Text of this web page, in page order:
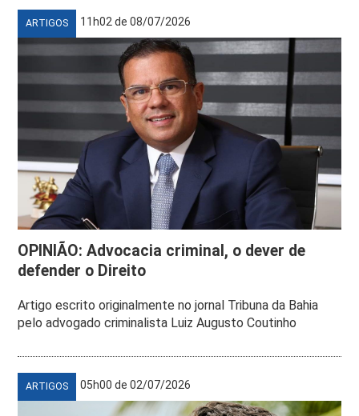
ARTIGOS 11h02 de 08/07/2026
OPINIÃO: Advocacia criminal, o dever de
defender o Direito
Artigo escrito originalmente no jornal Tribuna da Bahia
pelo advogado criminalista Luiz Augusto Coutinho
ARTIGOS 05h00 de 02/07/2026